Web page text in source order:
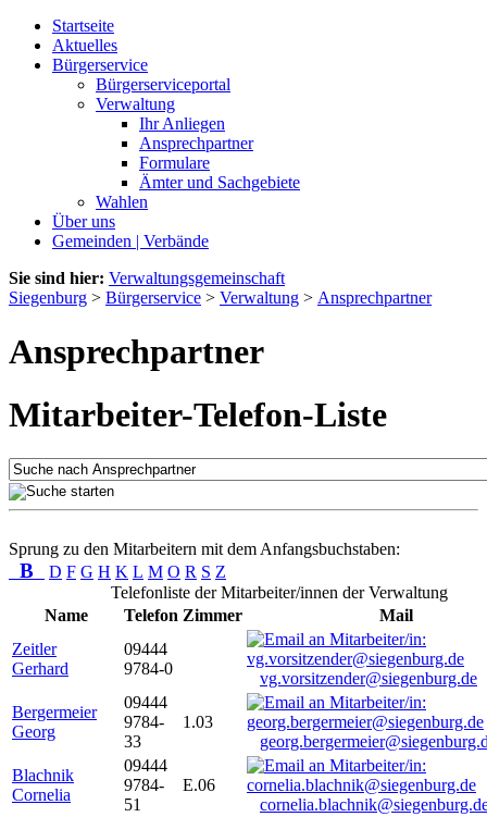
Startseite
Aktuelles
Bürgerservice
Bürgerserviceportal
Verwaltung
Ihr Anliegen
Ansprechpartner
Formulare
Ämter und Sachgebiete
Wahlen
Über uns
Gemeinden | Verbände
Sie sind hier: Verwaltungsgemeinschaft
Siegenburg > Bürgerservice > Verwaltung > Ansprechpartner
Ansprechpartner
Mitarbeiter-Telefon-Liste
Sprung zu den Mitarbeitern mit dem Anfangsbuchstaben:
B D F G H K L M O R S Z
Telefonliste der Mitarbeiter/innen der Verwaltung
Name
Telefon Zimmer
Mail
Zeitler
Gerhard
09444
9784-0
vg.vorsitzender@siegenburg.de
Bergermeier
Georg
09444
9784-
33
1.03
Blachnik
Cornelia
09444
9784-
51
E.06